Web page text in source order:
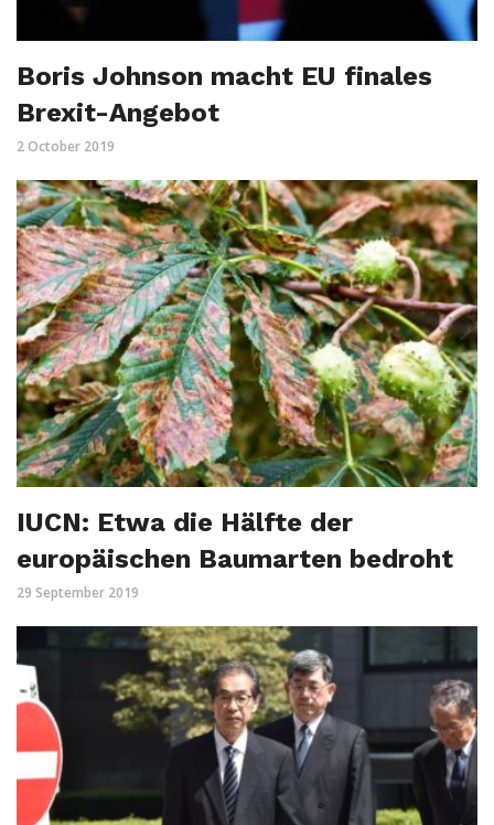
Boris Johnson macht EU finales
Brexit-Angebot
2 October 2019
IUCN: Etwa die Hälfte der
europäischen Baumarten bedroht
29 September 2019